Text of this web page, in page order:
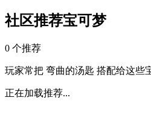
社区推荐宝可梦
0 个推荐
玩家常把 弯曲的汤匙 搭配给这些
正在加载推荐...